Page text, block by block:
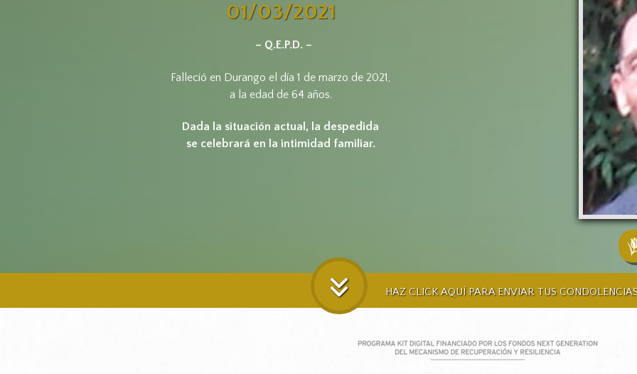
01/03/2021
– Q.E.P.D. –
Falleció en Durango el día 1 de marzo de 2021,
a la edad de 64 años.
Dada la situación actual, la despedida
se celebrará en la intimidad familiar.
HAZ CLICK AQUÍ PARA ENVIAR TUS